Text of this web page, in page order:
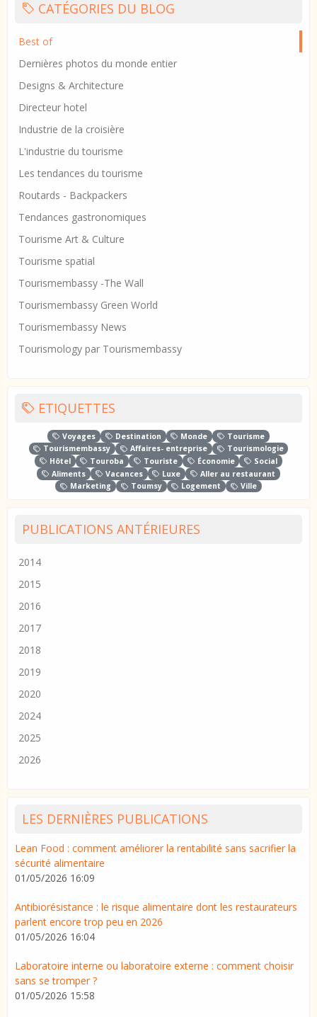
CATÉGORIES DU BLOG
Best of
Dernières photos du monde entier
Designs & Architecture
Directeur hotel
Industrie de la croisière
L'industrie du tourisme
Les tendances du tourisme
Routards - Backpackers
Tendances gastronomiques
Tourisme Art & Culture
Tourisme spatial
Tourismembassy -The Wall
Tourismembassy Green World
Tourismembassy News
Tourismology par Tourismembassy
ETIQUETTES
Voyages Destination Monde
Tourisme
Tourismembassy
Affaires- entreprise
Tourismologie
Hôtel
Touroba Touriste Économie
Social
Aliments
Vacances Luxe
Aller au restaurant
Marketing
Toumsy Logement Ville
PUBLICATIONS ANTÉRIEURES
2014
2015
2016
2017
2018
2019
2020
2024
2025
2026
LES DERNIÈRES PUBLICATIONS
Lean Food : comment améliorer la rentabilité sans sacrifier la
sécurité alimentaire
01/05/2026 16:09
Antibiorésistance : le risque alimentaire dont les restaurateurs
parlent encore trop peu en 2026
01/05/2026 16:04
Laboratoire interne ou laboratoire externe : comment choisir
sans se tromper ?
01/05/2026 15:58